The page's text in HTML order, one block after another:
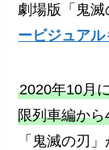
劇場版「鬼
ービジュアル
2020年10月
限列車編か
「鬼滅の刃